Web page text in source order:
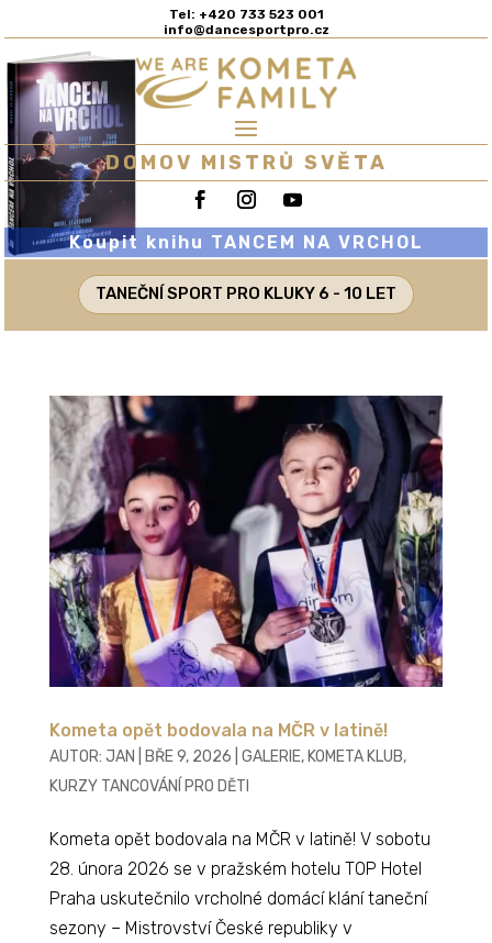
Tel: +420 733 523 001
info@dancesportpro.cz
DOMOV MISTRŮ SVĚTA
Koupit knihu TANCEM NA VRCHOL
TANEČNÍ SPORT PRO KLUKY 6 - 10 LET
Kometa opět bodovala na MČR v latině!
AUTOR: JAN BŘE 9, 2026 GALERIE, KOMETA KLUB,
KURZY TANCOVÁNÍ PRO DĚTI
Kometa opět bodovala na MČR v latině! V sobotu
28. února 2026 se v pražském hotelu TOP Hotel
Praha uskutečnilo vrcholné domácí klání taneční
sezony – Mistrovství České republiky v